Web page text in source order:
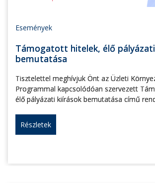
Események
Támogatott hitelek, élő
bemutatása
Tisztelettel meghívjuk Önt az Üzleti
Programmal kapcsolódóan szervezett
élő pályázati kiírások bemutatása című
Részletek